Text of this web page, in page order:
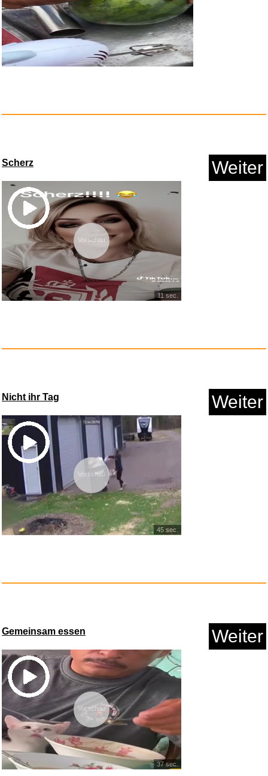
Anzeige
Anzeige
Bu...
HD Smart Dynamic 5d
Scherz Weiter
Vorschau
11 sec.
Nicht ihr Tag Weiter
Vorschau
45 sec.
Gemeinsam essen Weiter
Vorschau
37 sec.